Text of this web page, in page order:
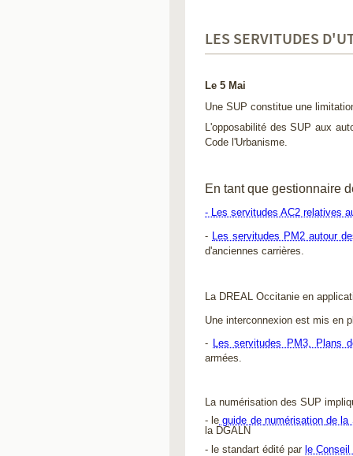
LES SERVITUDES
Le 5 Mai
Une SUP constitue une
L'opposabilité des SUP aux
Code l'Urbanisme.
En tant que gestionnaire
- Les servitudes AC2 relatives
- Les servitudes PM2 autour
d'anciennes carrières.
La DREAL Occitanie en
Une interconnexion est mis en
- Les servitudes PM3, Plans
armées.
La numérisation des SUP
- le guide de numérisationde la
la DGALN
- le standart édité par le Conseil